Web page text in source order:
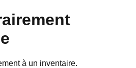
à un inventaire.